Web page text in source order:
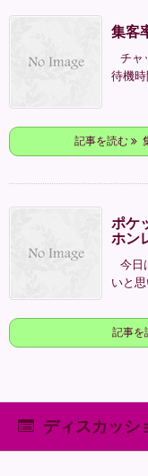
集客
チャ
待機
記事を読む
ポケ
ホン
今日
いと
記事を
ディスカッシ